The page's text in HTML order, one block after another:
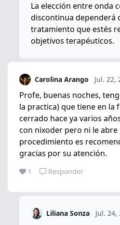
La elección entre onda
discontinua dependerá
tratamiento que estés
objetivos terapéuticos.
Carolina Arango Jul. 22,
Profe, buenas noches,
la practica) que tiene en la
cerrado hace ya varios
con nixoder pero ni le abre
procedimiento es
gracias por su atención.
1 Responder
Liliana Sonza Jul. 24,